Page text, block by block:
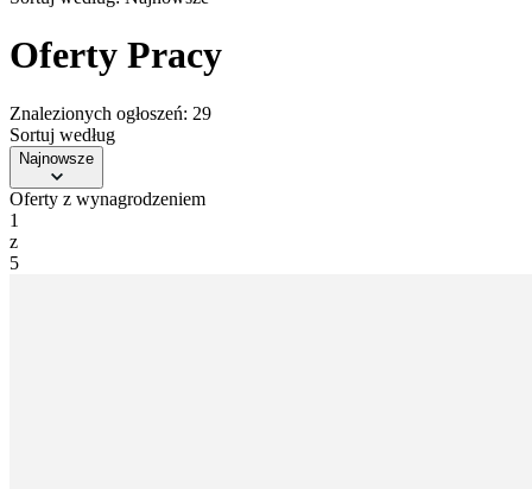
Oferty Pracy
Znalezionych ogłoszeń: 29
Sortuj według
Najnowsze
Oferty z wynagrodzeniem
1
z
5